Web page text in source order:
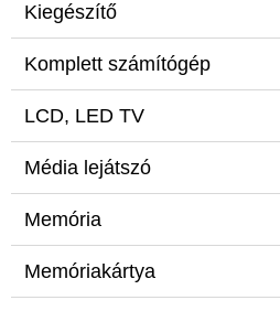
Kiegészítő
Komplett számítógép
LCD, LED TV
Média lejátszó
Memória
Memóriakártya